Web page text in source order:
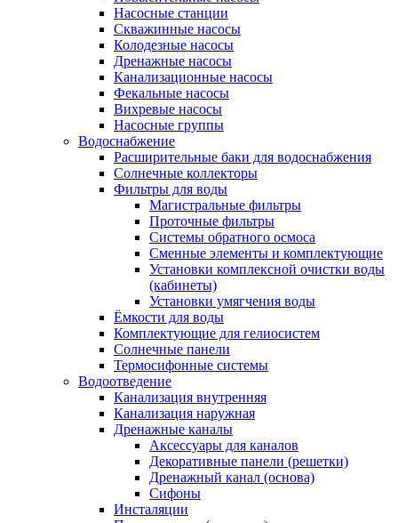
Насосные станции
Скважинные насосы
Колодезные насосы
Дренажные насосы
Канализационные насосы
Фекальные насосы
Вихревые насосы
Насосные группы
Водоснабжение
Расширительные баки для водоснабжения
Солнечные коллекторы
Фильтры для воды
Магистральные фильтры
Проточные фильтры
Системы обратного осмоса
Сменные элементы и комплектующие
Установки комплексной очистки воды
(кабинеты)
Установки умягчения воды
Ёмкости для воды
Комплектующие для гелиосистем
Солнечные панели
Термосифонные системы
Водоотведение
Канализация внутренняя
Канализация наружная
Дренажные каналы
Аксессуары для каналов
Декоративные панели (решетки)
Дренажный канал (основа)
Сифоны
Инсталяции